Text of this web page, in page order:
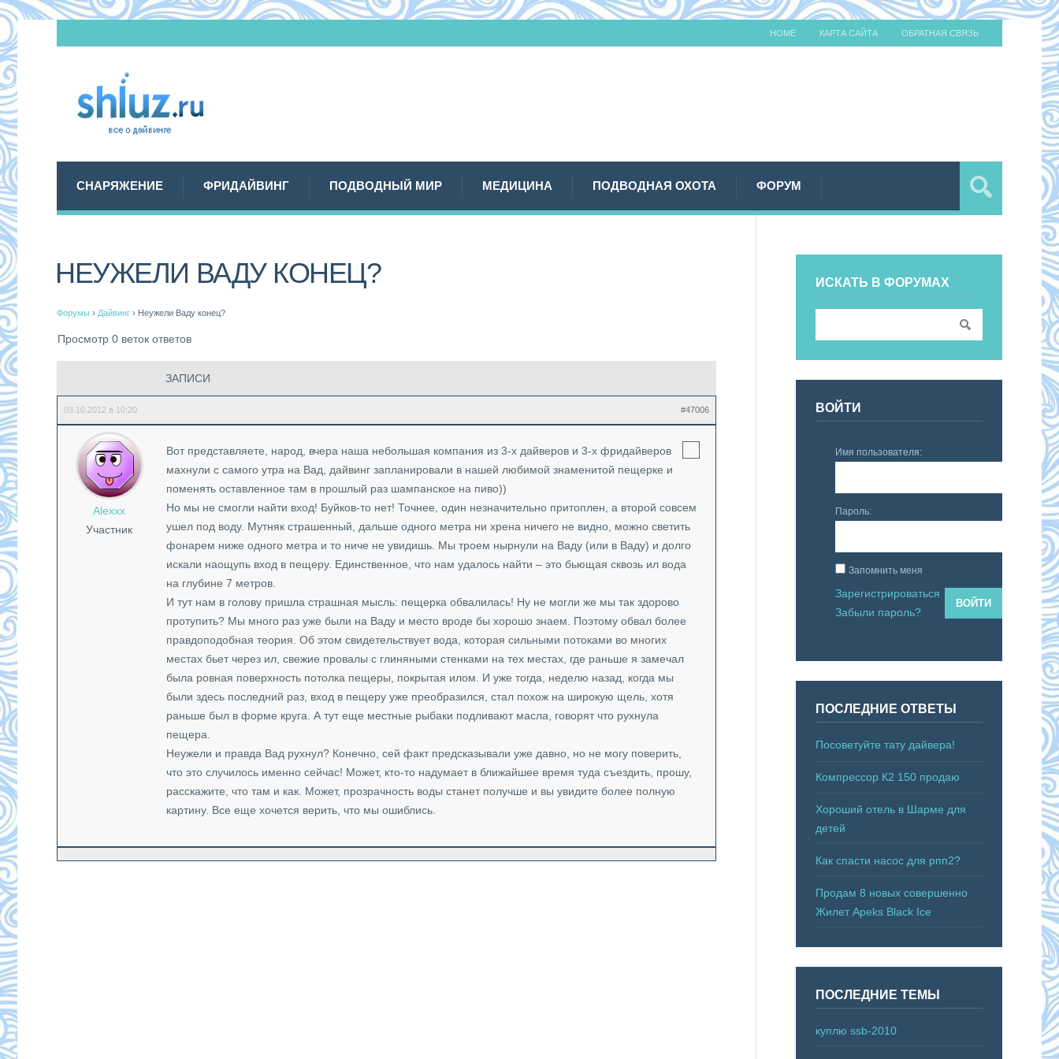
HOME КАРТА САЙТА ОБРАТНАЯ СВЯЗЬ
СНАРЯЖЕНИЕ ФРИДАЙВИНГ ПОДВОДНЫЙ МИР МЕДИЦИНА ПОДВОДНАЯ ОХОТА ФОРУМ
НЕУЖЕЛИ ВАДУ КОНЕЦ?
Форумы › Дайвинг › Неужели Ваду конец?
Просмотр 0 веток ответов
ЗАПИСИ
03.10.2012 в 10:20 #47006
Alexxx
Участник
Вот представляете, народ, вчера наша небольшая компания из 3-х дайверов и 3-х фридайверов
махнули с самого утра на Вад, дайвинг запланировали в нашей любимой знаменитой пещерке и
поменять оставленное там в прошлый раз шампанское на пиво))
Но мы не смогли найти вход! Буйков-то нет! Точнее, один незначительно притоплен, а второй совсем
ушел под воду. Мутняк страшенный, дальше одного метра ни хрена ничего не видно, можно светить
фонарем ниже одного метра и то ниче не увидишь. Мы троем нырнули на Ваду (или в Ваду) и долго
искали наощупь вход в пещеру. Единственное, что нам удалось найти – это бьющая сквозь ил вода
на глубине 7 метров.
И тут нам в голову пришла страшная мысль: пещерка обвалилась! Ну не могли же мы так здорово
протупить? Мы много раз уже были на Ваду и место вроде бы хорошо знаем. Поэтому обвал более
правдоподобная теория. Об этом свидетельствует вода, которая сильными потоками во многих
местах бьет через ил, свежие провалы с глиняными стенками на тех местах, где раньше я замечал
была ровная поверхность потолка пещеры, покрытая илом. И уже тогда, неделю назад, когда мы
были здесь последний раз, вход в пещеру уже преобразился, стал похож на широкую щель, хотя
раньше был в форме круга. А тут еще местные рыбаки подливают масла, говорят что рухнула
пещера.
Неужели и правда Вад рухнул? Конечно, сей факт предсказывали уже давно, но не могу поверить,
что это случилось именно сейчас! Может, кто-то надумает в ближайшее время туда съездить, прошу,
расскажите, что там и как. Может, прозрачность воды станет получше и вы увидите более полную
картину. Все еще хочется верить, что мы ошиблись.
ИСКАТЬ В ФОРУМАХ
ВОЙТИ
Имя пользователя:
Пароль:
Запомнить меня
ВОЙТИ
Зарегистрироваться
Забыли пароль?
ПОСЛЕДНИЕ ОТВЕТЫ
Посоветуйте тату дайвера!
Компрессор К2 150 продаю
Хороший отель в Шарме для
детей
Как спасти насос для рпп2?
Продам 8 новых совершенно
Жилет Apeks Black Ice
ПОСЛЕДНИЕ ТЕМЫ
куплю ssb-2010